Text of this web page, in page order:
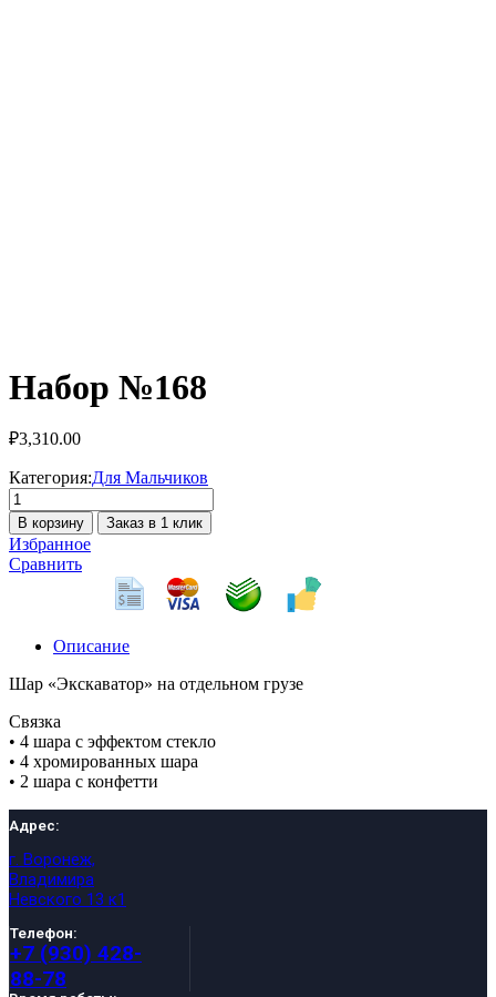
Набор №168
₽3,310.00
Категория:Для Мальчиков
Количество
товара
Набор
№168
В корзину Заказ в 1 клик
Избранное
Сравнить
Описание
Шар «Экскаватор» на отдельном грузе
Связка
• 4 шара с эффектом стекло
• 4 хромированных шара
• 2 шара с конфетти
Адрес:
г. Воронеж,
Владимира
Невского 13 к1
Телефон:
+7 (930) 428-
88-78